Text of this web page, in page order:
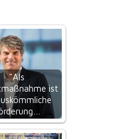
"Als
ist